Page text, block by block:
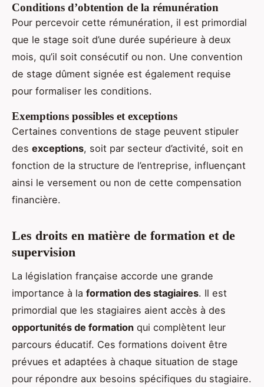
Conditions d’obtention de la rémunération
Pour percevoir cette rémunération, il est primordial
que le stage soit d’une durée supérieure à deux
mois, qu’il soit consécutif ou non. Une convention
de stage dûment signée est également requise
pour formaliser les conditions.
Exemptions possibles et exceptions
Certaines conventions de stage peuvent stipuler
des exceptions, soit par secteur d’activité, soit en
fonction de la structure de l’entreprise, influençant
ainsi le versement ou non de cette compensation
financière.
Les droits en matière de formation et de
supervision
La législation française accorde une grande
importance à la formation des stagiaires. Il est
primordial que les stagiaires aient accès à des
opportunités de formation qui complètent leur
parcours éducatif. Ces formations doivent être
prévues et adaptées à chaque situation de stage
pour répondre aux besoins spécifiques du stagiaire.